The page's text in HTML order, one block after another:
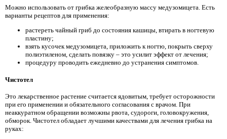
Можно использовать от грибка желеобразную массу медузомицета. Есть
варианты рецептов для применения:
растереть чайный гриб до состояния кашицы, втирать в ногтевую
пластину;
взять кусочек медузомицета, приложить к ногтю, покрыть сверху
полиэтиленом, сделать повязку – это усилит эффект от лечения;
процедуру проводить ежедневно до устранения симптомов.
Чистотел
Это лекарственное растение считается ядовитым, требует осторожности
при его применении и обязательного согласования с врачом. При
неаккуратном обращении возможны рвота, судороги, головокружения,
обморок. Чистотел обладает лучшими качествами для лечения грибка на
руках: